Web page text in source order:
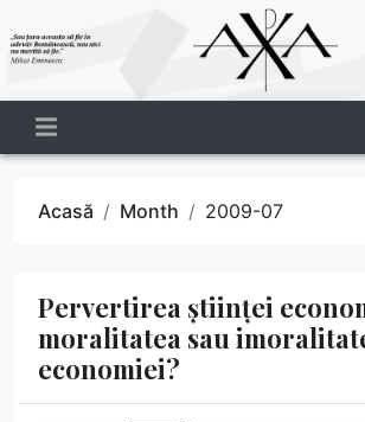
Acasă Month 2009-07
Pervertirea științei
moralitatea sau
economiei?